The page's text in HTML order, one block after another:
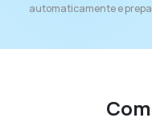
automaticamente e